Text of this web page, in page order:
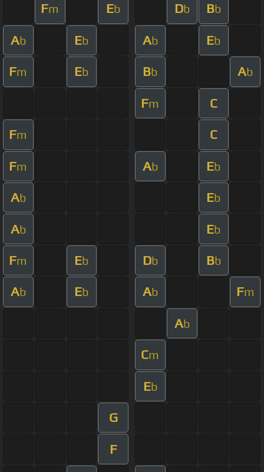
Fm Eb Db Bb
Ab Eb Ab Eb
Fm Eb Bb Ab
Fm C
Fm C
Fm Ab Eb
Ab Eb
Ab Eb
Fm Eb Db Bb
Ab Eb Ab Fm
Ab
Cm
Eb
G
F